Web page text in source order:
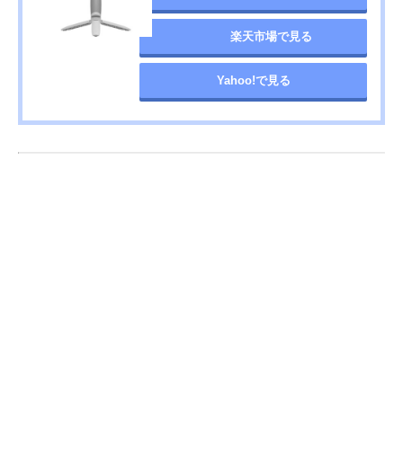
楽天市場で見る
Yahoo!で見る